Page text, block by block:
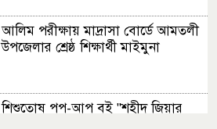
আলিম পরীক্ষায় মাদ্রাসা বোর্ডে আমতলী
উপজেলার শ্রেষ্ঠ শিক্ষার্থী মাইমুনা
শিশুতোষ পপ-আপ বই "শহীদ জিয়ার